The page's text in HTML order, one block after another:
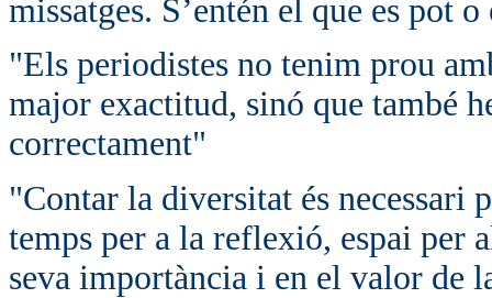
missatges. S’entén el que es pot
"Els periodistes no tenim prou
major exactitud, sinó que també
correctament"
"Contar la diversitat és necessari
temps per a la reflexió, espai per
seva importància i en el valor de